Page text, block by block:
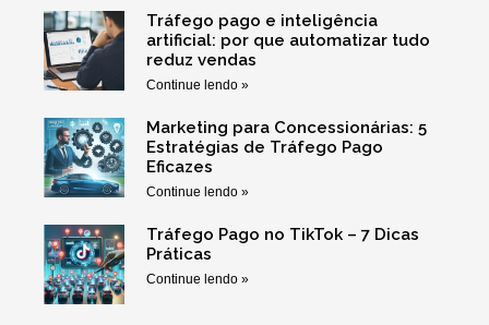
Tráfego pago e inteligência
artificial: por que automatizar tudo
reduz vendas
Continue lendo »
Marketing para Concessionárias: 5
Estratégias de Tráfego Pago
Eficazes
Continue lendo »
Tráfego Pago no TikTok – 7 Dicas
Práticas
Continue lendo »